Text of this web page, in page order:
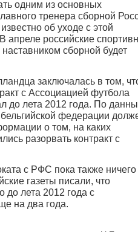
одним из основных
тренера сборной
об уходе с этой
апреле российские
сборной будет
заключалась в том,
с Ассоциацией футбола
до лета 2012 года. По
федерации
о том, на каких
разорвать контракт с
с РФС пока также ничего
газеты писали, что
до лета 2012 года с
на два года.